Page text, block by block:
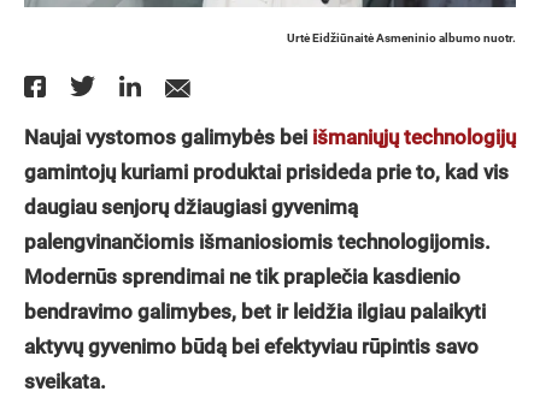
Urtė Eidžiūnaitė Asmeninio albumo nuotr.
Naujai vystomos galimybės bei išmaniųjų technologijų
gamintojų kuriami produktai prisideda prie to, kad vis
daugiau senjorų džiaugiasi gyvenimą
palengvinančiomis išmaniosiomis technologijomis.
Modernūs sprendimai ne tik praplečia kasdienio
bendravimo galimybes, bet ir leidžia ilgiau palaikyti
aktyvų gyvenimo būdą bei efektyviau rūpintis savo
sveikata.